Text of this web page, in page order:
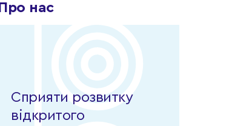
Про нас
Сприяти розвитку
відкритого